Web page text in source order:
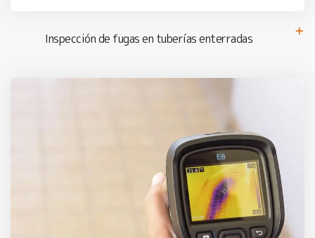
Inspección de fugas en tuberías enterradas